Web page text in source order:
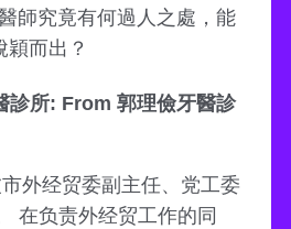
師究竟有何過人之處，能
而出？
診所: From 郭理儉牙醫診
外经贸委副主任、党工委
在负责外经贸工作的同